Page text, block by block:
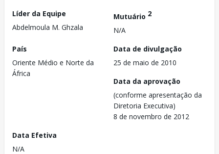
Líder da Equipe
Abdelmoula M. Ghzala
Mutuário 2
N/A
País
Oriente Médio e Norte da
África
Data de divulgação
25 de maio de 2010
Data da aprovação
(conforme apresentação da
Diretoria Executiva)
8 de novembro de 2012
Data Efetiva
N/A